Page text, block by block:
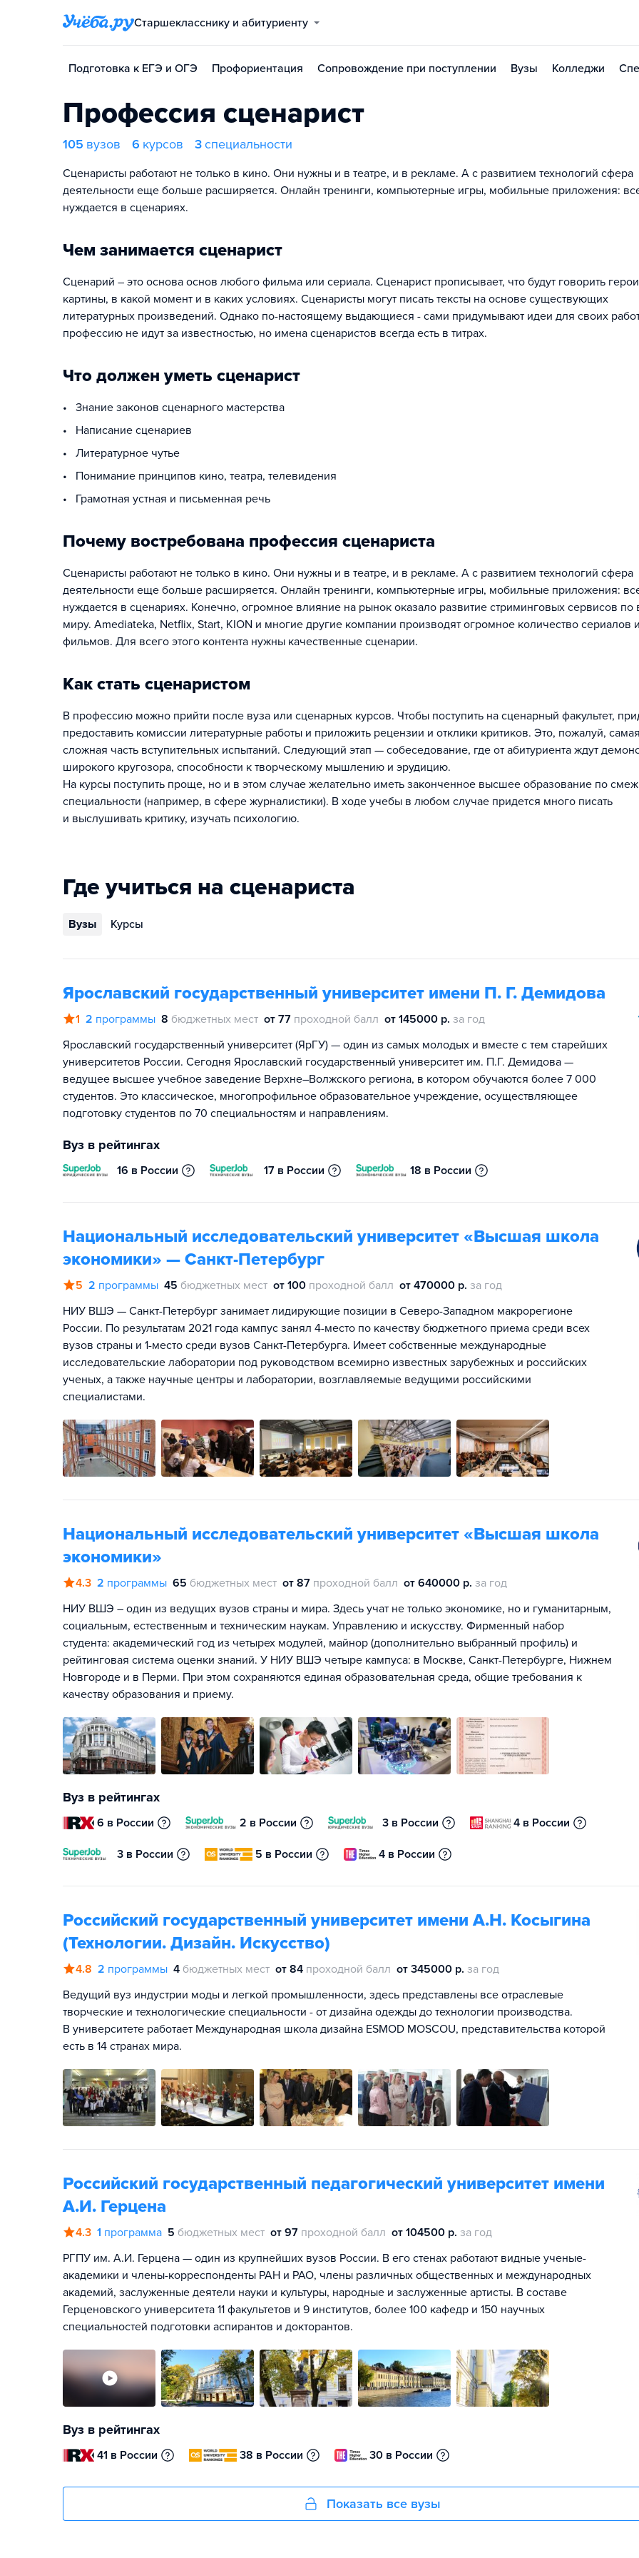
Старшекласснику и абитуриенту
Подготовка к ЕГЭ и ОГЭ Профориентация Сопровождение при поступлении Вузы Колледжи
Профессия сценарист
105 вузов 6 курсов 3специальности
Сценаристы работают не только в кино. Они нужны и в театре, и в рекламе. А с развитием технологий сфера
деятельности еще больше расширяется. Онлайн тренинги, компьютерные игры, мобильные приложения:
нуждается в сценариях.
Чем занимается сценарист
Сценарий – это основа основ любого фильма или сериала. Сценарист прописывает, что будут говорить герои
картины, в какой момент и в каких условиях. Сценаристы могут писать тексты на основе существующих
литературных произведений. Однако по-настоящему выдающиеся - сами придумывают идеи для своих
профессию не идут за известностью, но имена сценаристов всегда есть в титрах.
Что должен уметь сценарист
• Знание законов сценарного мастерства
• Написание сценариев
• Литературное чутье
• Понимание принципов кино, театра, телевидения
• Грамотная устная и письменная речь
Почему востребована профессия сценариста
Сценаристы работают не только в кино. Они нужны и в театре, и в рекламе. А с развитием технологий сфера
деятельности еще больше расширяется. Онлайн тренинги, компьютерные игры, мобильные приложения:
нуждается в сценариях. Конечно, огромное влияние на рынок оказало развитие стриминговых сервисов по
миру. Amediateka, Netflix, Start, KION и многие другие компании производят огромное количество сериалов и
фильмов. Для всего этого контента нужны качественные сценарии.
Как стать сценаристом
В профессию можно прийти после вуза или сценарных курсов. Чтобы поступить на сценарный факультет,
предоставить комиссии литературные работы и приложить рецензии и отклики критиков. Это, пожалуй, самая
сложная часть вступительных испытаний. Следующий этап — собеседование, где от абитуриента ждут
широкого кругозора, способности к творческому мышлению и эрудицию.
На курсы поступить проще, но и в этом случае желательно иметь законченное высшее образование по
специальности (например, в сфере журналистики). В ходе учебы в любом случае придется много писать
и выслушивать критику, изучать психологию.
Где учиться на сценариста
Вузы Курсы
Ярославский государственный университет имени П. Г. Демидова
1 2 программы 8 бюджетных мест от 77 проходной балл от 145000 р. за год
Ярославский государственный университет (ЯрГУ) — один из самых молодых и вместе с тем старейших
университетов России. Сегодня Ярославский государственный университет им. П.Г. Демидова —
ведущее высшее учебное заведение Верхне–Волжского региона, в котором обучаются более 7 000
студентов. Это классическое, многопрофильное образовательное учреждение, осуществляющее
подготовку студентов по 70 специальностям и направлениям.
Вуз в рейтингах
16 в России 17 в России 18 в России
Национальный исследовательский университет «Высшая школа
экономики» — Санкт-Петербург
5 2 программы 45 бюджетных мест от 100 проходной балл от 470000 р. за год
НИУ ВШЭ — Санкт-Петербург занимает лидирующие позиции в Северо-Западном макрорегионе
России. По результатам 2021 года кампус занял 4-место по качеству бюджетного приема среди всех
вузов страны и 1-место среди вузов Санкт-Петербурга. Имеет собственные международные
исследовательские лаборатории под руководством всемирно известных зарубежных и российских
ученых, а также научные центры и лаборатории, возглавляемые ведущими российскими
специалистами.
Национальный исследовательский университет «Высшая школа
экономики»
4.3 2 программы 65 бюджетных мест от 87 проходной балл от 640000 р. за год
НИУ ВШЭ – один из ведущих вузов страны и мира. Здесь учат не только экономике, но и гуманитарным,
социальным, естественным и техническим наукам. Управлению и искусству. Фирменный набор
студента: академический год из четырех модулей, майнор (дополнительно выбранный профиль) и
рейтинговая система оценки знаний. У НИУ ВШЭ четыре кампуса: в Москве, Санкт-Петербурге, Нижнем
Новгороде и в Перми. При этом сохраняются единая образовательная среда, общие требования к
качеству образования и приему.
Вуз в рейтингах
6 в России 2 в России 3 в России 4 в России
3 в России 5 в России 4 в России
Российский государственный университет имени А.Н. Косыгина
(Технологии. Дизайн. Искусство)
4.8 2 программы 4 бюджетных мест от 84 проходной балл от 345000 р. за год
Ведущий вуз индустрии моды и легкой промышленности, здесь представлены все отраслевые
творческие и технологические специальности - от дизайна одежды до технологии производства.
В университете работает Международная школа дизайна ESMOD MOSCOU, представительства которой
есть в 14 странах мира.
Российский государственный педагогический университет имени
А.И. Герцена
4.3 1 программа 5 бюджетных мест от 97 проходной балл от 104500 р. за год
РГПУ им. А.И. Герцена — один из крупнейших вузов России. В его стенах работают видные ученые-
академики и члены-корреспонденты РАН и РАО, члены различных общественных и международных
академий, заслуженные деятели науки и культуры, народные и заслуженные артисты. В составе
Герценовского университета 11 факультетов и 9 институтов, более 100 кафедр и 150 научных
специальностей подготовки аспирантов и докторантов.
Вуз в рейтингах
41 в России 38 в России 30 в России
Показать все вузы